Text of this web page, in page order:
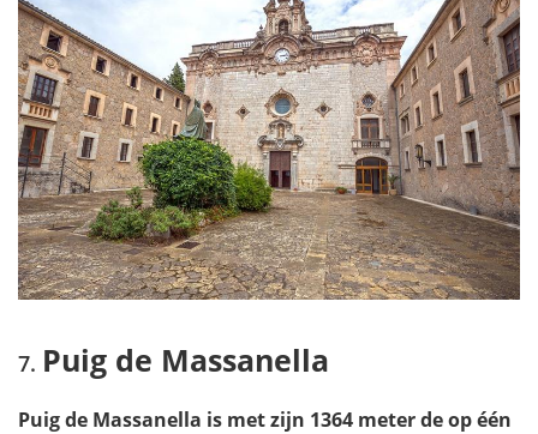
Puig de Massanella
Puig de Massanella is met zijn 1364 meter de op één